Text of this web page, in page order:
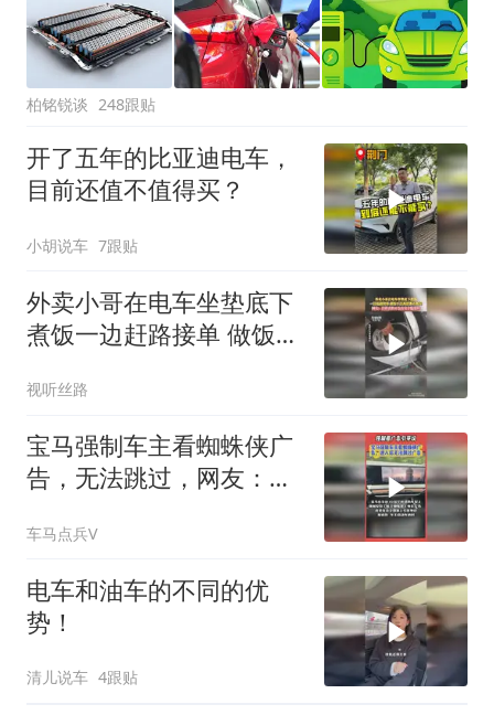
柏铭锐谈 248跟贴
开了五年的比亚迪电车，
目前还值不值得买？
小胡说车 7跟贴
外卖小哥在电车坐垫底下
煮饭一边赶路接单 做饭干
样真的不会有安全隐患吗
视听丝路
宝马强制车主看蜘蛛侠广
告，无法跳过，网友：买
车马点兵V
电车和油车的不同的优
势！
清儿说车 4跟贴